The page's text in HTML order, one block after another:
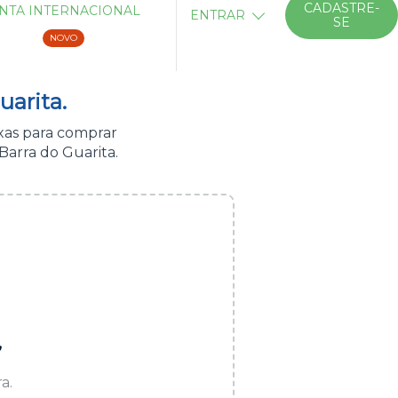
INTERNACIONAL
NOVO
ENTRAR
CADASTRE-
SE
para comprar
do Guarita.